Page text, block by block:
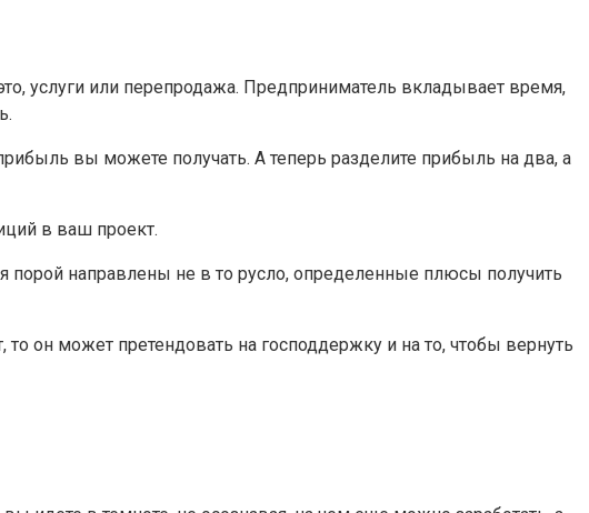
услуги или перепродажа. Предприниматель вкладывает время,
вы можете получать. А теперь разделите прибыль на два, а
в ваш проект.
порой направлены не в то русло, определенные плюсы получить
он может претендовать на господдержку и на то, чтобы вернуть